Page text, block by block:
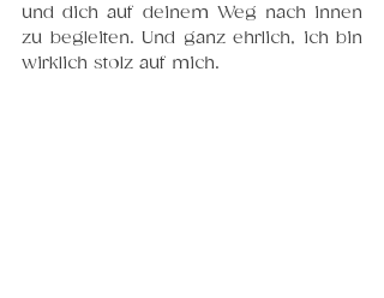
und dich auf deinem Weg nach innen
zu begleiten. Und ganz ehrlich, ich bin
wirklich stolz auf mich.